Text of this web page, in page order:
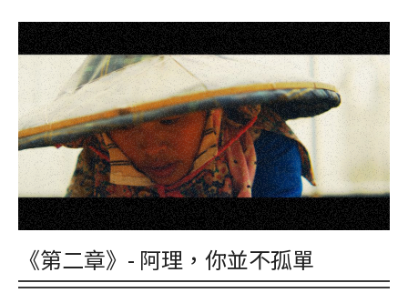
《第二章》- 阿理，你並不孤單